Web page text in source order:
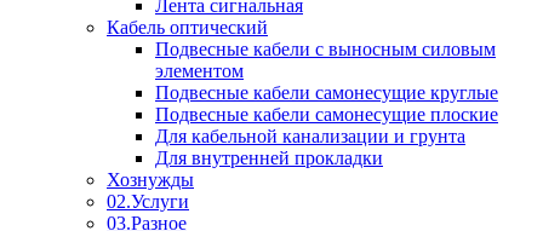
Лента сигнальная
Кабель оптический
Подвесные кабели с выносным силовым
элементом
Подвесные кабели самонесущие круглые
Подвесные кабели самонесущие плоские
Для кабельной канализации и грунта
Для внутренней прокладки
Хознужды
02.Услуги
03.Разное